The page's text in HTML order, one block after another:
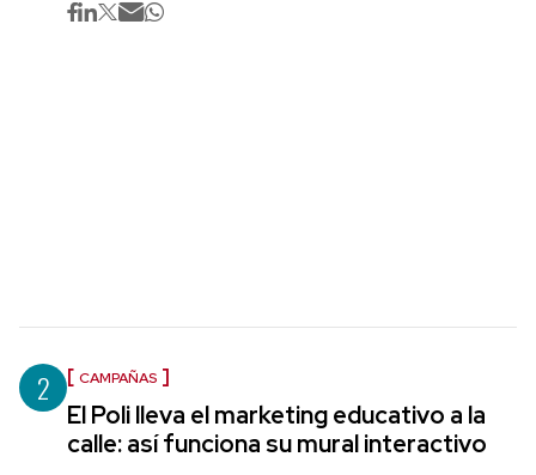
2 CAMPAÑAS
El Poli lleva el marketing educativo a la
calle: así funciona su mural interactivo